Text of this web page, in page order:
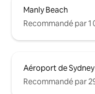
Manly Beach
Recommandé par
Aéroport de Sydney
Recommandé par